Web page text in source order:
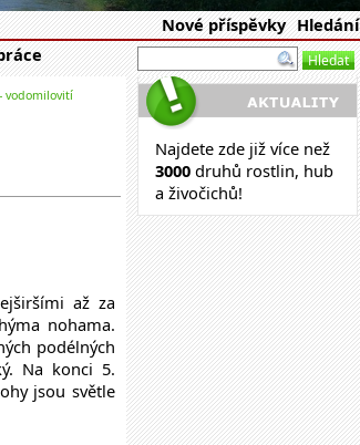
Nové příspěvky Hledání
vodomilovití
až za
nohama.
podélných
Na konci 5.
jsou světle
Najdete zde již více než
3000 druhů rostlin, hub
a živočichů!